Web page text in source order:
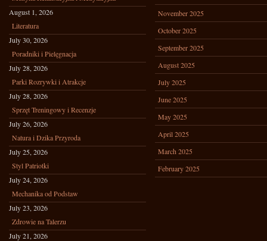
August 1, 2026
Literatura
July 30, 2026
Poradniki i Pielęgnacja
July 28, 2026
Parki Rozrywki i Atrakcje
July 28, 2026
Sprzęt Treningowy i Recenzje
July 26, 2026
Natura i Dzika Przyroda
July 25, 2026
Styl Patriotki
July 24, 2026
Mechanika od Podstaw
July 23, 2026
Zdrowie na Talerzu
July 21, 2026
November 2025
October 2025
September 2025
August 2025
July 2025
June 2025
May 2025
April 2025
March 2025
February 2025